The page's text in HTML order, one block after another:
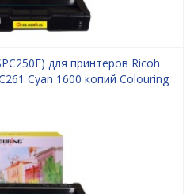
для принтеров Ricoh
Cyan 1600 копий Colouring